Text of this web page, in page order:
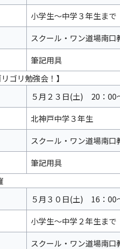
小学生～中学３年生まで
スクール・ワン道場南口
筆記用具
ゴリ勉強会！】
５月２３日(土) 20：00
北神戸中学３年生
スクール・ワン道場南口
筆記用具
５月３０日(土) 16：00
小学生～中学２年生まで
スクール・ワン道場南口